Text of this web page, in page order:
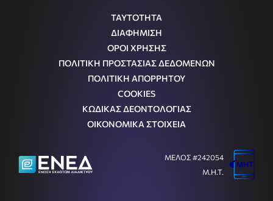
ΤΑΥΤΟΤΗΤΑ
ΔΙΑΦΗΜΙΣΗ
ΟΡΟΙ ΧΡΗΣΗΣ
ΠΟΛΙΤΙΚΗ ΠΡΟΣΤΑΣΙΑΣ ΔΕΔΟΜΕΝΩΝ
ΠΟΛΙΤΙΚΗ ΑΠΟΡΡΗΤΟΥ
COOKIES
ΚΩΔΙΚΑΣ ΔΕΟΝΤΟΛΟΓΙΑΣ
ΟΙΚΟΝΟΜΙΚΑ ΣΤΟΙΧΕΙΑ
ΜΕΛΟΣ #242054
Μ.Η.Τ.